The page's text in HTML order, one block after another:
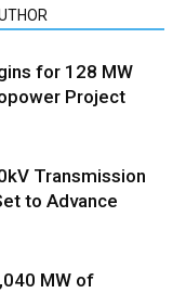
for 128 MW
Project
Transmission
to Advance
MW of